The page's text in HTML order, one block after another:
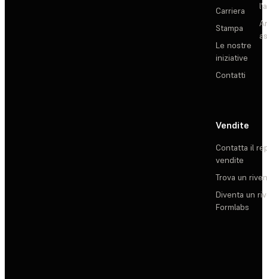
Carriera
Stampa
Le nostre
iniziative
Contatti
Vendite
Contatta il
vendite
Trova un
Diventa un
Formlabs